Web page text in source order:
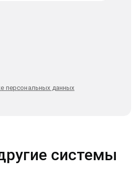
персональных данных
системы